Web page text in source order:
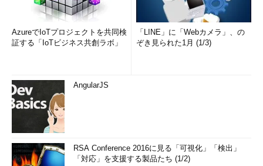
AzureでIoTプロジェクトを共同検
証する「IoTビジネス共創ラボ」
「LINE」に「Webカメラ」、の
ぞき見られた1月 (1/3)
AngularJS
RSA Conference 2016に見る「可視化」「検出」
「対応」を支援する製品たち (1/2)